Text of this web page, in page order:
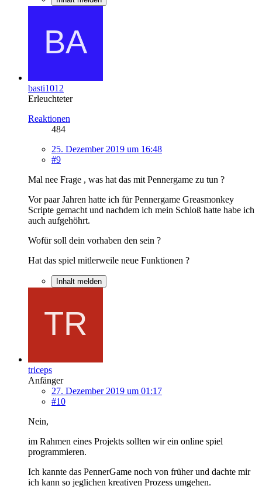
basti1012
Erleuchteter
Reaktionen
484
25. Dezember 2019 um 16:48
#9
Mal nee Frage , was hat das mit Pennergame zu tun ?
Vor paar Jahren hatte ich für Pennergame Greasmonkey
Scripte gemacht und nachdem ich mein Schloß hatte habe ich
auch aufgehöhrt.
Wofür soll dein vorhaben den sein ?
Hat das spiel mitlerweile neue Funktionen ?
Inhalt melden
triceps
Anfänger
27. Dezember 2019 um 01:17
#10
Nein,
im Rahmen eines Projekts sollten wir ein online spiel
programmieren.
Ich kannte das PennerGame noch von früher und dachte mir
ich kann so jeglichen kreativen Prozess umgehen.